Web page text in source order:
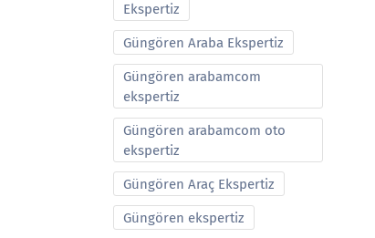
Ekspertiz
Güngören Araba Ekspertiz
Güngören arabamcom
ekspertiz
Güngören arabamcom oto
ekspertiz
Güngören Araç Ekspertiz
Güngören ekspertiz